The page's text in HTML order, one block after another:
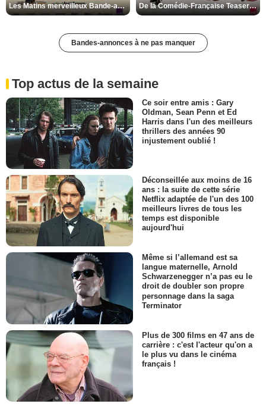
Les Matins merveilleux Bande-annonce VF De la Comédie-Française Teaser VF
Bandes-annonces à ne pas manquer
Top actus de la semaine
Ce soir entre amis : Gary
Oldman, Sean Penn et Ed
Harris dans l'un des meilleurs
thrillers des années 90
injustement oublié !
Déconseillée aux moins de 16
ans : la suite de cette série
Netflix adaptée de l'un des 100
meilleurs livres de tous les
temps est disponible
aujourd'hui
Même si l’allemand est sa
langue maternelle, Arnold
Schwarzenegger n’a pas eu le
droit de doubler son propre
personnage dans la saga
Terminator
Plus de 300 films en 47 ans de
carrière : c'est l'acteur qu'on a
le plus vu dans le cinéma
français !